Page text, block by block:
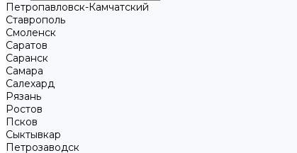
Петропавловск-Камчатский
Ставрополь
Смоленск
Саратов
Саранск
Самара
Салехард
Рязань
Ростов
Псков
Сыктывкар
Петрозаводск